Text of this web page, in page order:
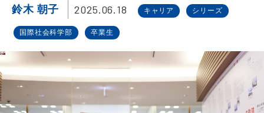
鈴木 朝子 2025.06.18 キャリア シリーズ
国際社会科学部 卒業生